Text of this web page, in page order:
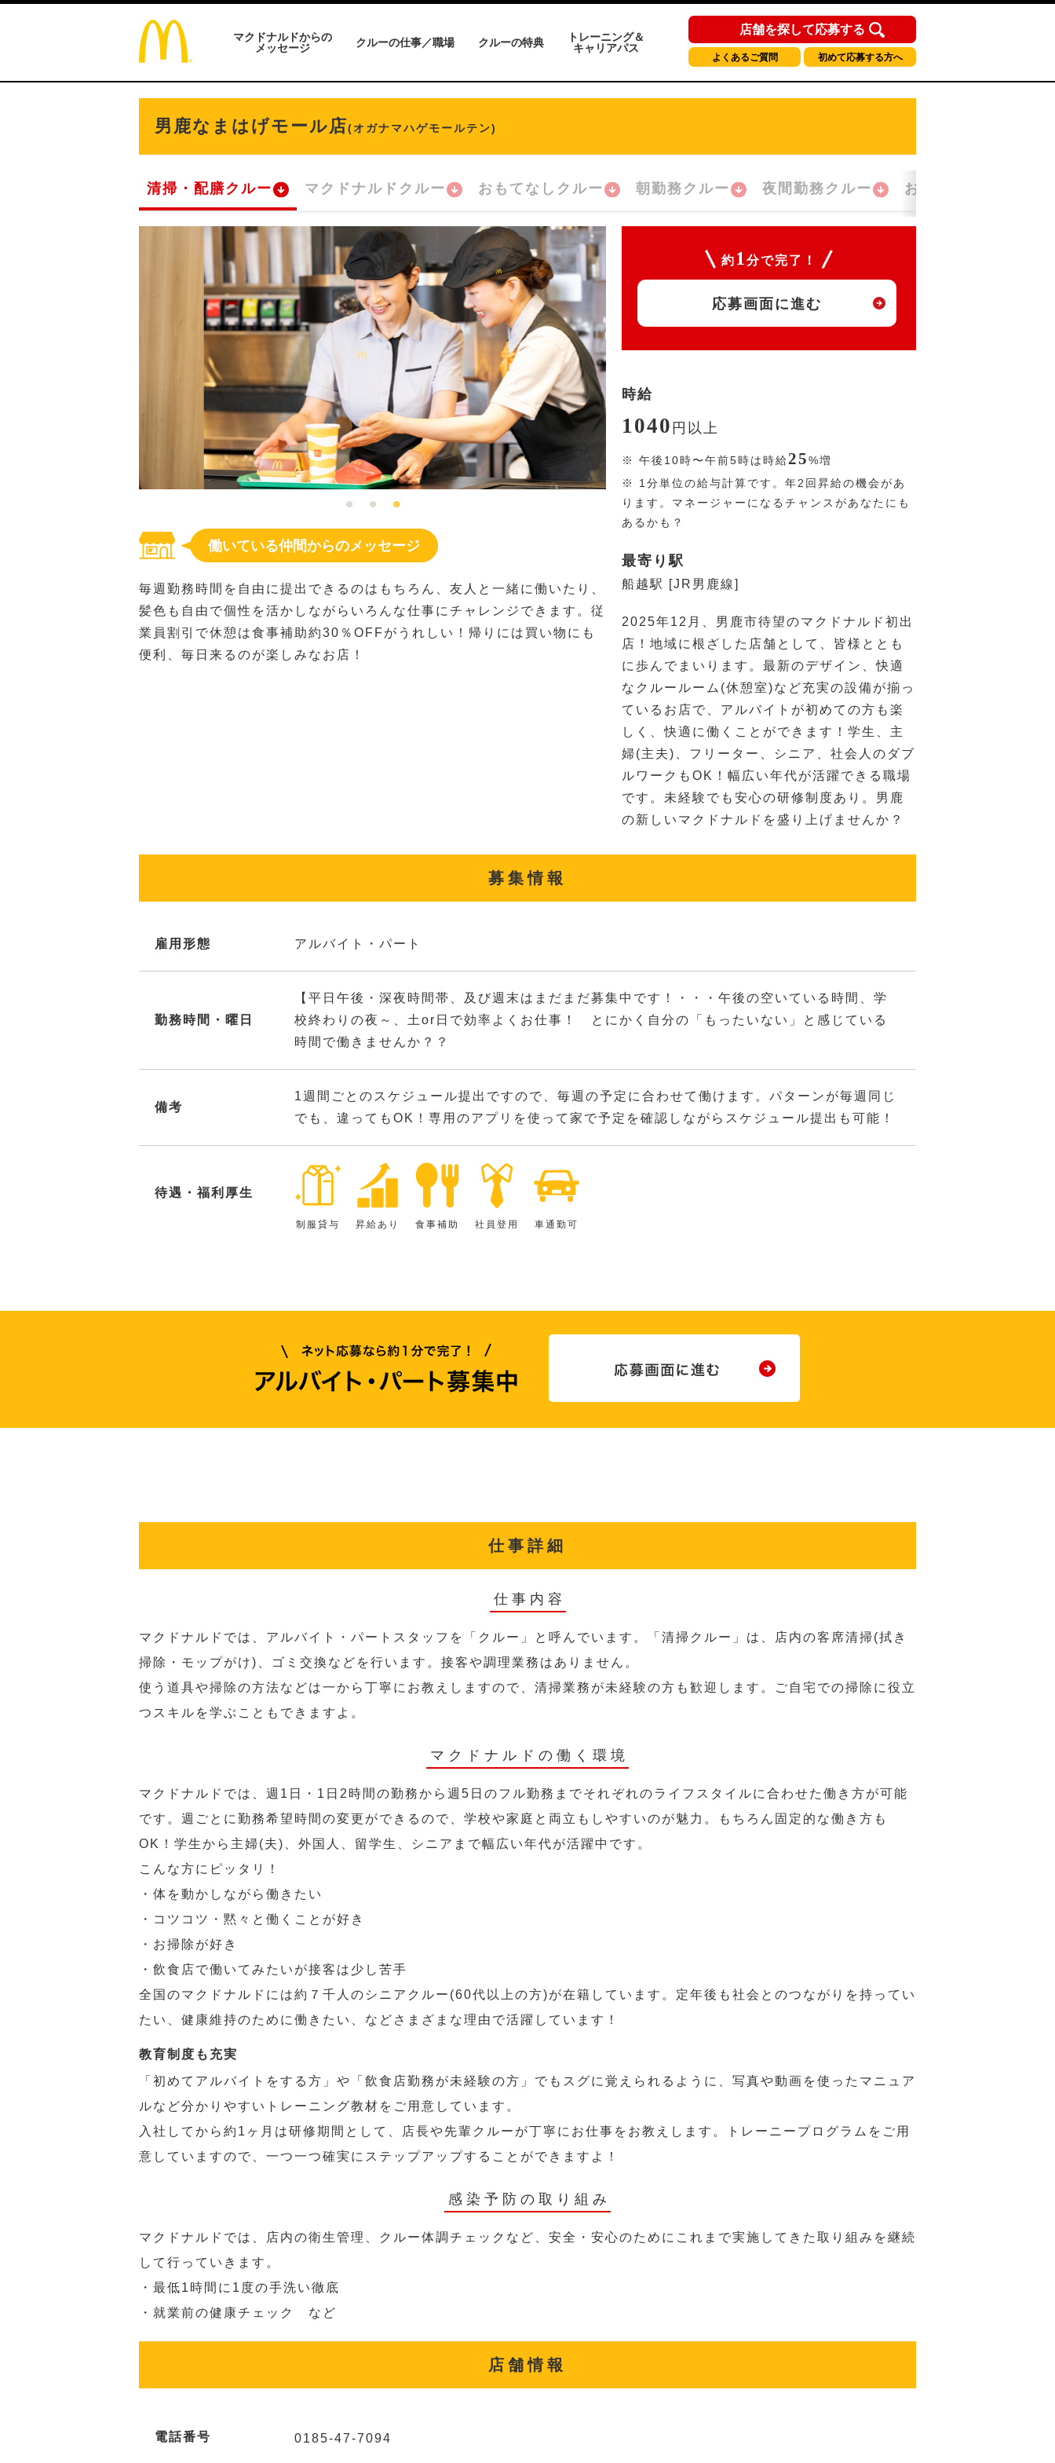
マクドナルドからの
メッセージ
クルーの仕事／職場 クルーの特典
トレーニング＆
キャリアパス
店舗を探して応募する
よくあるご質問 初めて応募する方へ
男鹿なまはげモール店(オガナマハゲモールテン)
清掃・配膳クルー マクドナルドクルー おもてなしクルー 朝勤務クルー 夜間勤務クルー おかえり！クルー
働いている仲間からのメッセージ
毎週勤務時間を自由に提出できるのはもちろん、友人と一緒に働いたり、
髪色も自由で個性を活かしながらいろんな仕事にチャレンジできます。従
業員割引で休憩は食事補助約30％OFFがうれしい！帰りには買い物にも
便利、毎日来るのが楽しみなお店！
約 1 分で完了！
応募画面に進む
時給
1040 円 以上
※ 午後10時〜午前5時は時給25%増
※ 1分単位の給与計算です。年2回昇給の機会があ
ります。マネージャーになるチャンスがあなたにも
あるかも？
最寄り駅
船越駅 [JR男鹿線]
2025年12月、男鹿市待望のマクドナルド初出
店！地域に根ざした店舗として、皆様ととも
に歩んでまいります。最新のデザイン、快適
なクルールーム(休憩室)など充実の設備が揃っ
ているお店で、アルバイトが初めての方も楽
しく、快適に働くことができます！学生、主
婦(主夫)、フリーター、シニア、社会人のダブ
ルワークもOK！幅広い年代が活躍できる職場
です。未経験でも安心の研修制度あり。男鹿
の新しいマクドナルドを盛り上げませんか？
募集情報
雇用形態 アルバイト・パート
勤務時間・曜日
【平日午後・深夜時間帯、及び週末はまだまだ募集中です！・・・午後の空いている時間、学
校終わりの夜～、土or日で効率よくお仕事！ とにかく自分の「もったいない」と感じている
時間で働きませんか？？
備考
1週間ごとのスケジュール提出ですので、毎週の予定に合わせて働けます。パターンが毎週同じ
でも、違ってもOK！専用のアプリを使って家で予定を確認しながらスケジュール提出も可能！
待遇・福利厚生
制服貸与 昇給あり 食事補助 社員登用 車通勤可
仕事詳細
仕事内容
マクドナルドでは、アルバイト・パートスタッフを「クルー」と呼んでいます。「清掃クルー」は、店内の客席清掃(拭き
掃除・モップがけ)、ゴミ交換などを行います。接客や調理業務はありません。
使う道具や掃除の方法などは一から丁寧にお教えしますので、清掃業務が未経験の方も歓迎します。ご自宅での掃除に役立
つスキルを学ぶこともできますよ。
マクドナルドの働く環境
マクドナルドでは、週1日・1日2時間の勤務から週5日のフル勤務までそれぞれのライフスタイルに合わせた働き方が可能
です。週ごとに勤務希望時間の変更ができるので、学校や家庭と両立もしやすいのが魅力。もちろん固定的な働き方も
OK！学生から主婦(夫)、外国人、留学生、シニアまで幅広い年代が活躍中です。
こんな方にピッタリ！
・体を動かしながら働きたい
・コツコツ・黙々と働くことが好き
・お掃除が好き
・飲食店で働いてみたいが接客は少し苦手
全国のマクドナルドには約７千人のシニアクルー(60代以上の方)が在籍しています。定年後も社会とのつながりを持ってい
たい、健康維持のために働きたい、などさまざまな理由で活躍しています！
教育制度も充実
「初めてアルバイトをする方」や「飲食店勤務が未経験の方」でもスグに覚えられるように、写真や動画を使ったマニュア
ルなど分かりやすいトレーニング教材をご用意しています。
入社してから約1ヶ月は研修期間として、店長や先輩クルーが丁寧にお仕事をお教えします。トレーニープログラムをご用
意していますので、一つ一つ確実にステップアップすることができますよ！
感染予防の取り組み
マクドナルドでは、店内の衛生管理、クルー体調チェックなど、安全・安心のためにこれまで実施してきた取り組みを継続
して行っていきます。
・最低1時間に1度の手洗い徹底
・就業前の健康チェック など
店舗情報
電話番号 0185-47-7094